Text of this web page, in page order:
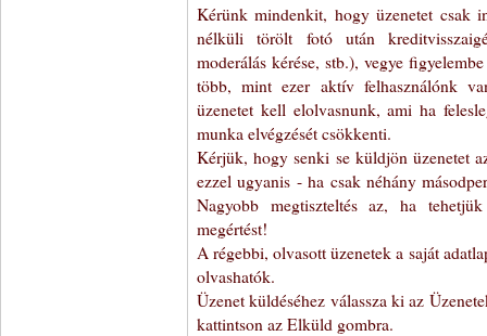
Kérünk mindenkit, hogy üzenetet csak
nélküli törölt fotó után
moderálás kérése, stb.), vegye
több, mint ezer aktív felhasználónk
üzenetet kell elolvasnunk, ami ha
munka elvégzését csökkenti.
Kérjük, hogy senki se küldjön üzenetet
ezzel ugyanis - ha csak néhány
Nagyobb megtiszteltés az, ha
megértést!
A régebbi, olvasott üzenetek a saját
olvashatók.
Üzenet küldéséhez válassza ki az
kattintson az Elküld gombra.